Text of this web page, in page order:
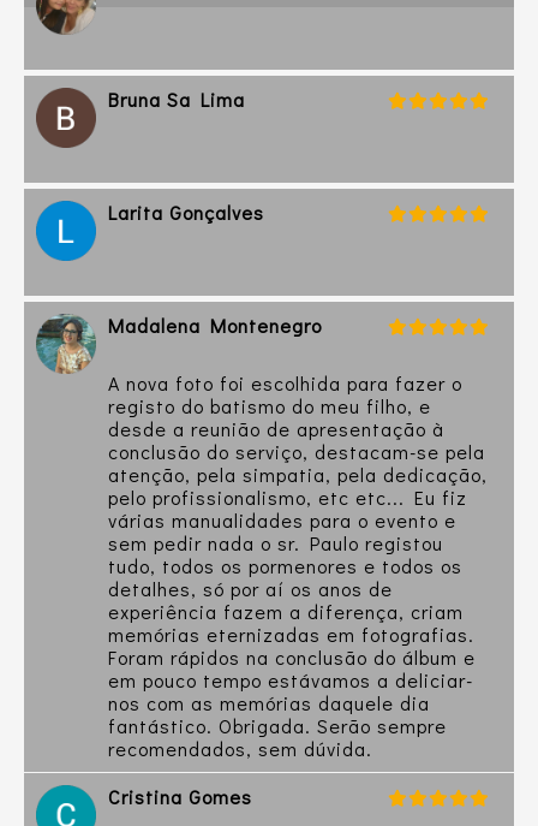
Bruna Sa Lima
Larita Gonçalves
Madalena Montenegro
A nova foto foi escolhida para fazer o
registo do batismo do meu filho, e
desde a reunião de apresentação à
conclusão do serviço, destacam-se pela
atenção, pela simpatia, pela dedicação,
pelo profissionalismo, etc etc... Eu fiz
várias manualidades para o evento e
sem pedir nada o sr. Paulo registou
tudo, todos os pormenores e todos os
detalhes, só por aí os anos de
experiência fazem a diferença, criam
memórias eternizadas em fotografias.
Foram rápidos na conclusão do álbum e
em pouco tempo estávamos a deliciar-
nos com as memórias daquele dia
fantástico. Obrigada. Serão sempre
recomendados, sem dúvida.
Cristina Gomes